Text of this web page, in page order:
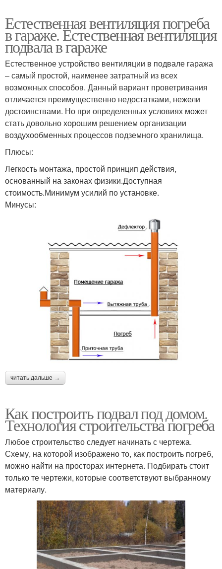
Естественная вентиляция погреба
в гараже. Естественная вентиляция
подвала в гараже
Естественное устройство вентиляции в подвале гаража
– самый простой, наименее затратный из всех
возможных способов. Данный вариант проветривания
отличается преимущественно недостатками, нежели
достоинствами. Но при определенных условиях может
стать довольно хорошим решением организации
воздухообменных процессов подземного хранилища.
Плюсы:
Легкость монтажа, простой принцип действия,
основанный на законах физики.Доступная
стоимость.Минимум усилий по установке.
Минусы:
читать дальше →
Как построить подвал под домом.
Технология строительства погреба
Любое строительство следует начинать с чертежа.
Схему, на которой изображено то, как построить погреб,
можно найти на просторах интернета. Подбирать стоит
только те чертежи, которые соответствуют выбранному
материалу.